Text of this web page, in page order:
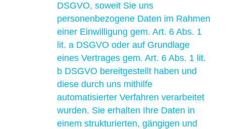
DSGVO, soweit Sie uns
personenbezogene Daten im Rahmen
einer Einwilligung gem. Art. 6 Abs. 1
lit. a DSGVO oder auf Grundlage
eines Vertrages gem. Art. 6 Abs. 1 lit.
b DSGVO bereitgestellt haben und
diese durch uns mithilfe
automatisierter Verfahren verarbeitet
wurden. Sie erhalten Ihre Daten in
einem strukturierten, gängigen und